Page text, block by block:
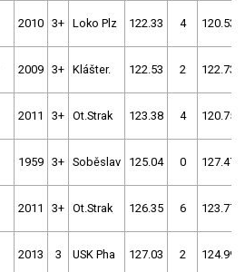
2010 3+ Loko Plz 122.33 4 120.53
2009 3+ Klášter. 122.53 2 122.73
2011 3+ Ot.Strak 123.38 4 120.75
1959 3+ Soběslav 125.04 0 127.47
2011 3+ Ot.Strak 126.35 6 123.77
2013 3 USK Pha 127.03 2 124.99